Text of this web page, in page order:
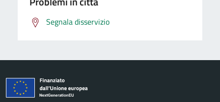
Segnala disservizio